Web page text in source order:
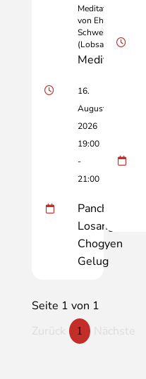
Meditation geleitet
von Ehrw. Dr. Birgit
Schweiberer
(Lobsang Drime)
Meditation
16.
August
2026
19:00
-
21:00
Panchen
Losang
Chogyen
Gelug
Seite 1 von 1
1